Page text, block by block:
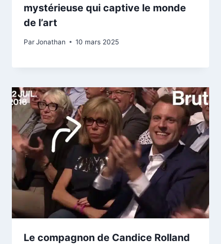
mystérieuse qui captive le monde
de l’art
ParJonathan 10 mars 2025
Le compagnon de Candice Rolland